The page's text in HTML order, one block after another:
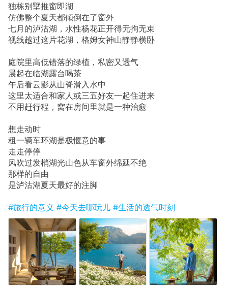
独栋别墅推窗即湖
仿佛整个夏天都倾倒在了窗外
七月的泸沽湖，水性杨花正开得无拘无束
视线越过这片花湖，格姆女神山静静横卧
庭院里高低错落的绿植，私密又透气
晨起在临湖露台喝茶
午后看云影从山脊滑入水中
这里太适合和家人或三五好友一起住进来
不用赶行程，窝在房间里就是一种治愈
想走动时
租一辆车环湖是极惬意的事
走走停停
风吹过发梢湖光山色从车窗外绵延不绝
那样的自由
是泸沽湖夏天最好的注脚
#旅行的意义 #今天去哪玩儿 #生活的透气时刻